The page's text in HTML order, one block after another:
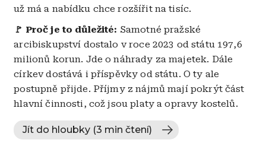
už má a nabídku chce rozšířit na tisíc.
🚩 Proč je to důležité: Samotné pražské
arcibiskupství dostalo v roce 2023 od státu 197,6
milionů korun. Jde o náhrady za majetek. Dále
církev dostává i příspěvky od státu. O ty ale
postupně přijde. Příjmy z nájmů mají pokrýt část
hlavní činnosti, což jsou platy a opravy kostelů.
Jít do hloubky (3 min čtení)